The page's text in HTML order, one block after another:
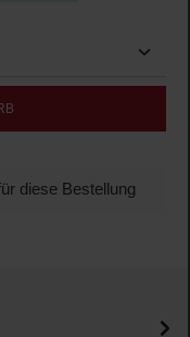
Wert ein
diese Bestellung